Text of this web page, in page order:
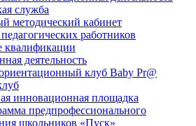
служба
методический кабинет
работников
деятельность
клуб Baby Pr@
инновационная площадка
предпрофессионального
школьников «Пуск»